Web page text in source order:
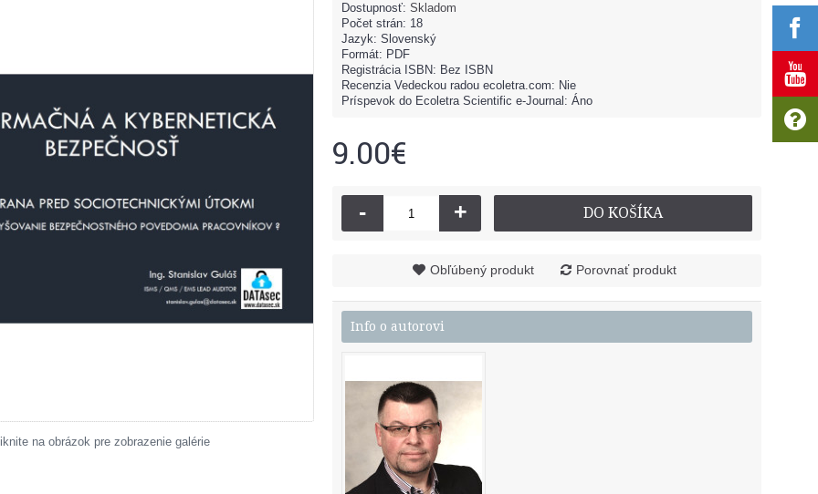
na obrázok pre zobrazenie galérie
Dostupnosť: Skladom
Počet strán: 18
Jazyk: Slovenský
Formát: PDF
Registrácia ISBN: Bez ISBN
Recenzia Vedeckou radou ecoletra.com: Nie
Príspevok do Ecoletra Scientific e-Journal: Áno
9.00€
- + DO KOŠÍKA
Obľúbený produkt Porovnať produkt
Info o autorovi